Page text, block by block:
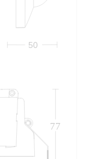
50
77